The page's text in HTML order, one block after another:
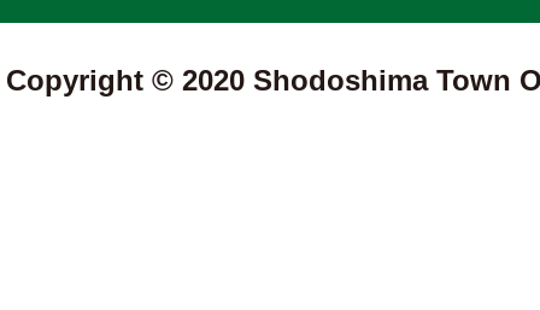
Copyright © 2020 Shodoshima Town